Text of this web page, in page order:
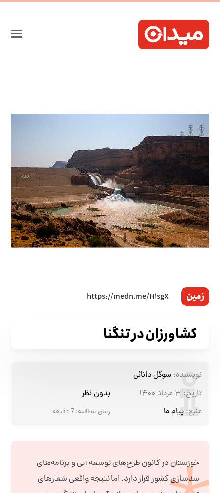
زمین
کشاورزان در تنگنا
نویسنده: سوگل دانائی
تاریخ: ۳ مرداد ۱۴۰۰
بدون نظر
منبع: پیام ما زمان مطالعه: 7دقیقه
خوزستان در کانون طرح‌های توسعه آبی و برنامه‌های
سدسازی کشور قرار دارد. اما نتیجه واقعی شعارهای